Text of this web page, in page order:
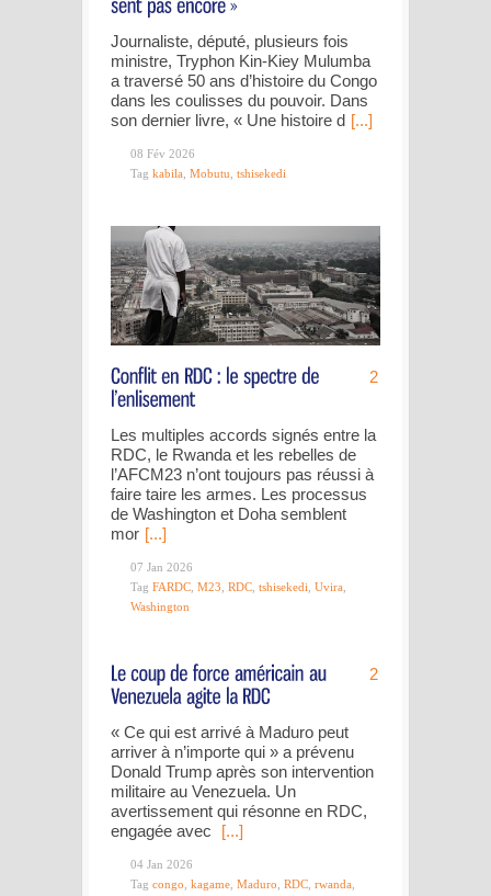
Journaliste, député, plusieurs fois
ministre, Tryphon Kin-Kiey Mulumba
a traversé 50 ans d’histoire du Congo
dans les coulisses du pouvoir. Dans
son dernier livre, « Une histoire d [...]
08 Fév 2026
Tag kabila Mobutu tshisekedi
2
Les multiples accords signés entre la
RDC, le Rwanda et les rebelles de
l’AFCM23 n’ont toujours pas réussi à
faire taire les armes. Les processus
de Washington et Doha semblent
mor [...]
07 Jan 2026
Tag FARDC M23 RDC tshisekedi Uvira
Washington
2
« Ce qui est arrivé à Maduro peut
arriver à n’importe qui » a prévenu
Donald Trump après son intervention
militaire au Venezuela. Un
avertissement qui résonne en RDC,
engagée avec
[...]
04 Jan 2026
Tag congo kagame Maduro RDC rwanda